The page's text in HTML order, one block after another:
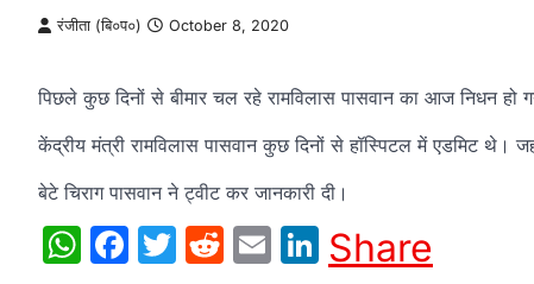
रंजीता (बि०प०) October 8, 2020
पिछले कुछ दिनों से बीमार चल रहे रामविलास पासवान का आज निधन हो
केंद्रीय मंत्री रामविलास पासवान कुछ दिनों से हॉस्पिटल में एडमिट थे।
बेटे चिराग पासवान ने ट्वीट कर जानकारी दी।
WhatsApp
Facebook
Twitter
Reddit
EmailLinkedIn
Share